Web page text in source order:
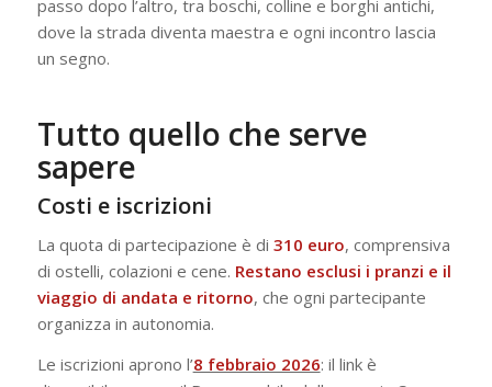
passo dopo l’altro, tra boschi, colline e borghi antichi,
dove la strada diventa maestra e ogni incontro lascia
un segno.
Tutto quello che serve
sapere
Costi e iscrizioni
La quota di partecipazione è di 310 euro, comprensiva
di ostelli, colazioni e cene. Restano esclusi i pranzi e il
viaggio di andata e ritorno, che ogni partecipante
organizza in autonomia.
Le iscrizioni aprono l’8 febbraio 2026: il link è